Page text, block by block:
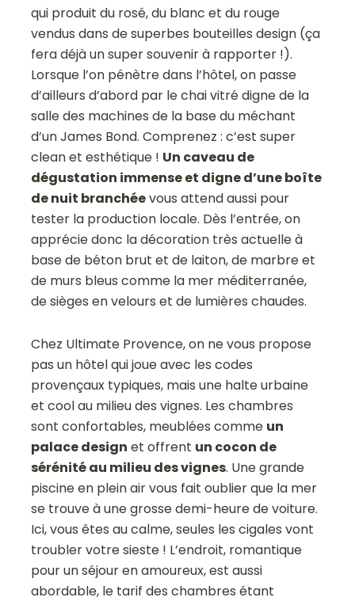
qui produit du rosé, du blanc et du rouge
vendus dans de superbes bouteilles design (ça
fera déjà un super souvenir à rapporter !).
Lorsque l’on pénètre dans l’hôtel, on passe
d’ailleurs d’abord par le chai vitré digne de la
salle des machines de la base du méchant
d’un James Bond. Comprenez : c’est super
clean et esthétique ! Un caveau de
dégustation immense et digne d’une boîte
de nuit branchéevous attend aussi pour
tester la production locale. Dès l’entrée, on
apprécie donc la décoration très actuelle à
base de béton brut et de laiton, de marbre et
de murs bleus comme la mer méditerranée,
de sièges en velours et de lumières chaudes.
Chez Ultimate Provence, on ne vous propose
pas un hôtel qui joue avec les codes
provençaux typiques, mais une halte urbaine
et cool au milieu des vignes. Les chambres
sont confortables, meublées comme un
palace design et offrent un cocon de
sérénité au milieu des vignes. Une grande
piscine en plein air vous fait oublier que la mer
se trouve à une grosse demi-heure de voiture.
Ici, vous êtes au calme, seules les cigales vont
troubler votre sieste ! L’endroit, romantique
pour un séjour en amoureux, est aussi
abordable, le tarif des chambres étant